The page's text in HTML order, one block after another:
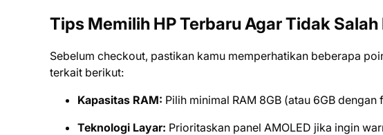
Tips Memilih HP Terbaru Agar Tidak Salah
Sebelum checkout, pastikan kamu memperhatikan beberapa
terkait berikut:
Kapasitas RAM: Pilih minimal RAM 8GB (atau 6GB
Teknologi Layar: Prioritaskan panel AMOLED jika ingin